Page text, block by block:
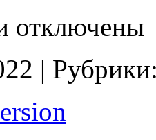
записи
A
E2(EVAP_off)
отключены
|